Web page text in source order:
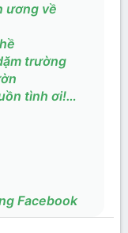
ương về
trường
tình ơi!…
Facebook